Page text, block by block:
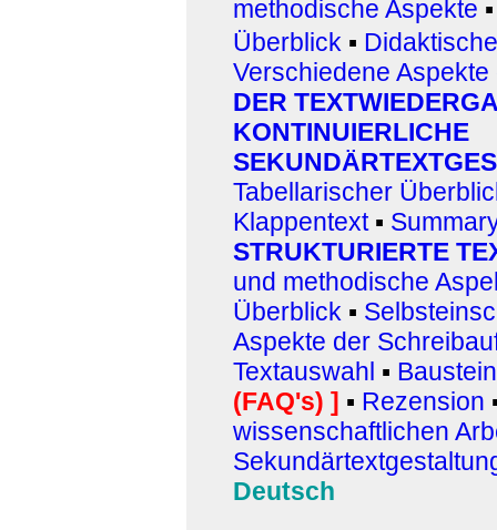
methodische Aspekte
Überblick ▪
Verschiedene
DER
KONTINUIERLICHE
Tabellarischer
Klappentext▪
STRUKTURIERTE
und methodische
Überblick ▪
Aspekte der
Textauswahl ▪
(FAQ's) ] ▪ Rezension
wissenschaftlichen
Deutsch